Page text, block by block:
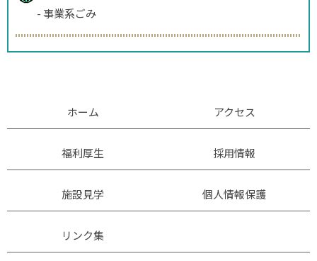
-事業系ごみ
ホーム アクセス
福利厚生 採用情報
施設見学 個人情報保護
リンク集